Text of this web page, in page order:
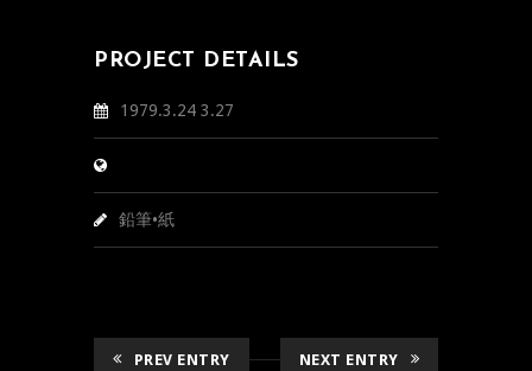
PROJECT DETAILS
1979.3.24 3.27
鉛筆•紙
PREV ENTRY NEXT ENTRY